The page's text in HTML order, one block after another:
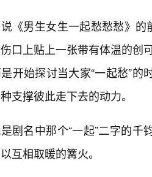
《男生女生一起愁愁愁》的
口上贴上一张带有体温的创
开始探讨当大家“一起愁”
支撑彼此走下去的动力。
剧名中那个“一起”二字的
互相取暖的篝火。